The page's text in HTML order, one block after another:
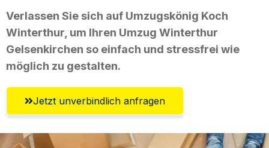
Verlassen Sie sich auf Umzugskönig Koch
Winterthur, um Ihren Umzug Winterthur
Gelsenkirchen so einfach und stressfrei wie
möglich zu gestalten.
Jetzt unverbindlich anfragen